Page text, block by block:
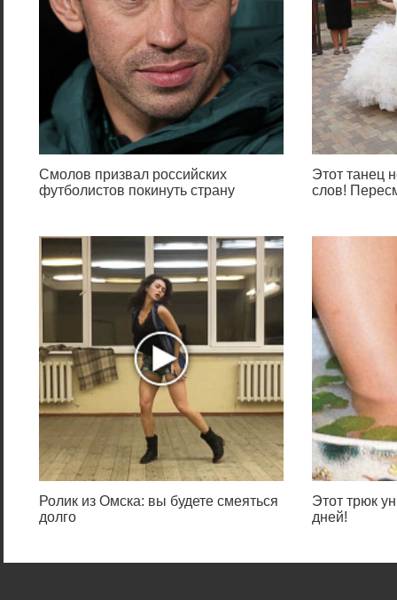
Смолов призвал российских
футболистов покинуть страну
Этот танец
слов!
Ролик из Омска: вы будете смеяться
долго
Этот трюк
дней!